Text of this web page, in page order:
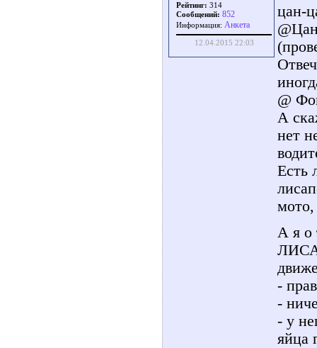
Рейтинг: 314
Сообщений: 852
Информация: Aнкета
12.04.2015 22:03
цан-
@
А
нет
Есть
мото,
А я о
-
-
- у
яйца